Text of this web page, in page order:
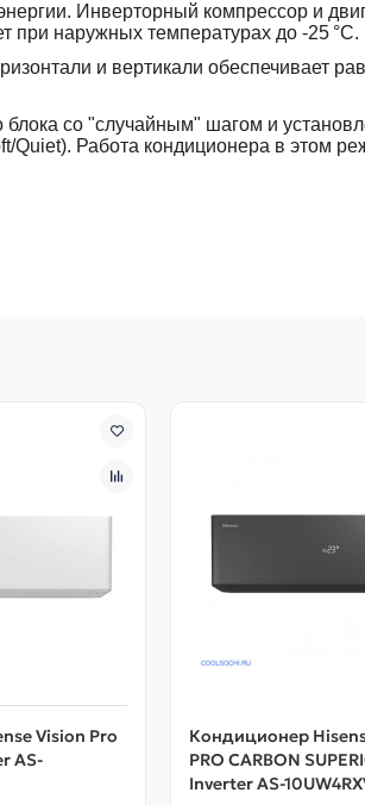
Инверторный компрессор и
при наружных температурах до -25 °C.
и вертикали обеспечивает
блока со "случайным" шагом и
Quiet). Работа кондиционера в этом
Vision Pro
AS-
Кондиционер
PRO CARBON
Inverter AS-